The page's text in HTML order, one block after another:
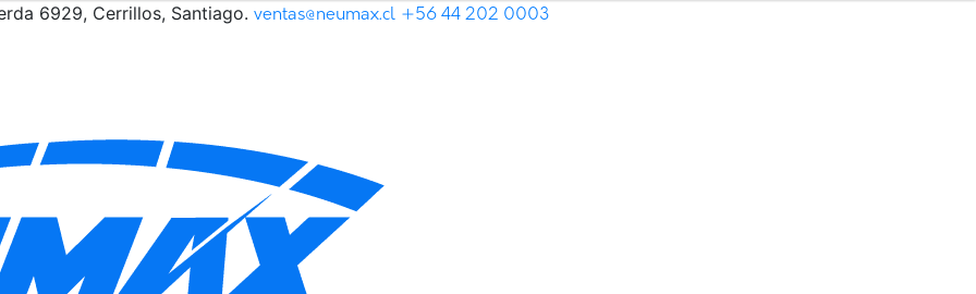
6929, Cerrillos, Santiago. ventas@neumax.cl +56 44 202 0003